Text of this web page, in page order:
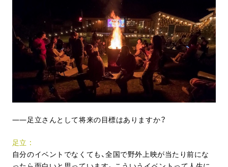
足立さんとして将来の目標はありますか？
足立
自分のイベントでなくても、全国で野外上映が当たり前にな